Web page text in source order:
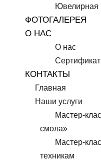
Ювелирная
ФОТОГАЛЕРЕЯ
О НАС
О нас
КОНТАКТЫ
Главная
Наши услуги
Мастер-
смола»
Мастер-
техникам